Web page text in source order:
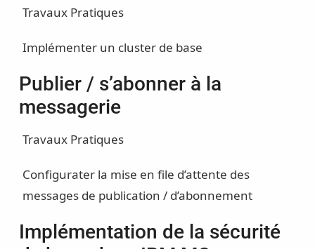
Travaux Pratiques
Implémenter un cluster de base
Publier / s’abonner à la
messagerie
Travaux Pratiques
Configurater la mise en file d’attente des
messages de publication / d’abonnement
Implémentation de la sécurité